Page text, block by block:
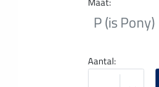
P (is Pony)
Aantal: